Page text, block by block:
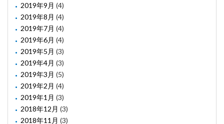
2019年9月 (4)
2019年8月 (4)
2019年7月 (4)
2019年6月 (4)
2019年5月 (3)
2019年4月 (3)
2019年3月 (5)
2019年2月 (4)
2019年1月 (3)
2018年12月 (3)
2018年11月 (3)